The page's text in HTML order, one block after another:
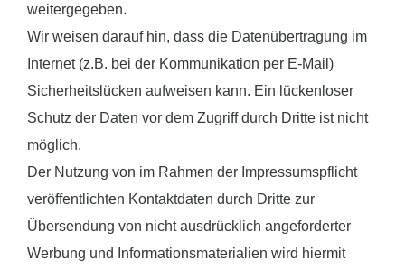
weitergegeben.
Wir weisen darauf hin, dass die Datenübertragung im
Internet (z.B. bei der Kommunikation per E-Mail)
Sicherheitslücken aufweisen kann. Ein lückenloser
Schutz der Daten vor dem Zugriff durch Dritte ist nicht
möglich.
Der Nutzung von im Rahmen der Impressumspflicht
veröffentlichten Kontaktdaten durch Dritte zur
Übersendung von nicht ausdrücklich angeforderter
Werbung und Informationsmaterialien wird hiermit